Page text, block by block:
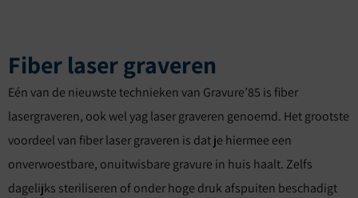
Fiber laser graveren
Eén van de nieuwste technieken van Gravure’85 is fiber
lasergraveren, ook wel yag laser graveren genoemd. Het grootste
voordeel van fiber laser graveren is dat je hiermee een
onverwoestbare, onuitwisbare gravure in huis haalt. Zelfs
dagelijks steriliseren of onder hoge druk afspuiten beschadigt